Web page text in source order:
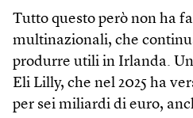
Tutto questo però non ha
multinazionali, che
produrre utili in Irlanda.
Eli Lilly, che nel 2025 ha
per sei miliardi di euro,